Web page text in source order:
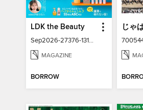
LDK the Beauty
Sep2026-27376-131337211-001-001
MAGAZINE
BORROW
じゃ